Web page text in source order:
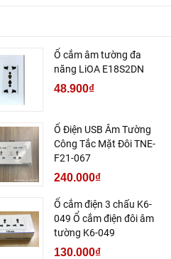
Ổ cắm âm tường đa
năng LiOA E18S2DN
48.900₫
Ổ Điện USB Âm Tường
Công Tắc Mặt Đôi TNE-
F21-067
240.000₫
Ổ cắm điện 3 chấu K6-
049 Ổ cắm điện đôi âm
tường K6-049
130.000₫